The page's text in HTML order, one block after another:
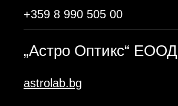
+359 8 990 505 00
„Астро Оптикс“ ЕООД
astrolab.bg